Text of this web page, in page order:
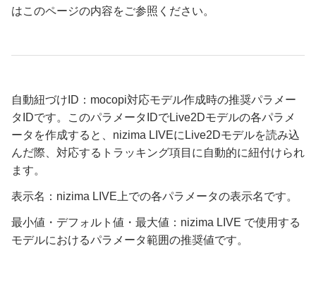
はこのページの内容をご参照ください。
自動紐づけID：mocopi対応モデル作成時の推奨パラメー
タIDです。このパラメータIDでLive2Dモデルの各パラメ
ータを作成すると、nizima LIVEにLive2Dモデルを読み込
んだ際、対応するトラッキング項目に自動的に紐付けられ
ます。
表示名：nizima LIVE上での各パラメータの表示名です。
最小値・デフォルト値・最大値：nizima LIVE で使用する
モデルにおけるパラメータ範囲の推奨値です。